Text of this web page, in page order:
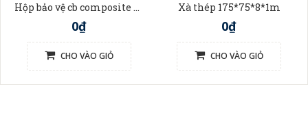
Hộp bảo vệ cb composite 30*23*12
0₫
CHO VÀO GIỎ
Xà thép 175*75*8*1m
0₫
CHO VÀO GIỎ